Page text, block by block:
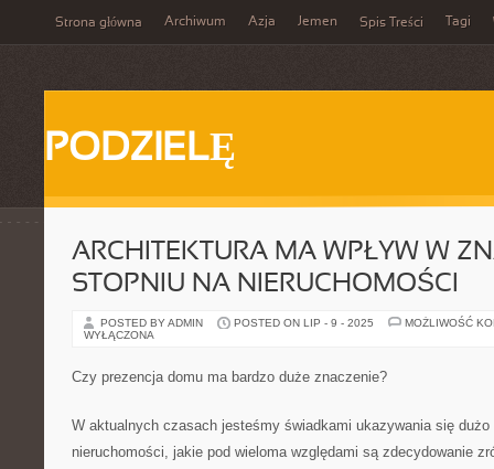
Strona główna Archiwum Azja Jemen Spis Treści Tagi
PODZIELĘ
ARCHITEKTURA MA WPŁYW W
STOPNIU NA NIERUCHOMOŚCI
POSTED BY ADMIN POSTED ON LIP - 9 - 2025
MOŻLIWOŚĆ
WYŁĄCZONA
Czy prezencja domu ma bardzo duże znaczenie?
W aktualnych czasach jesteśmy świadkami ukazywania się
nieruchomości, jakie pod wieloma względami są zdecydowanie